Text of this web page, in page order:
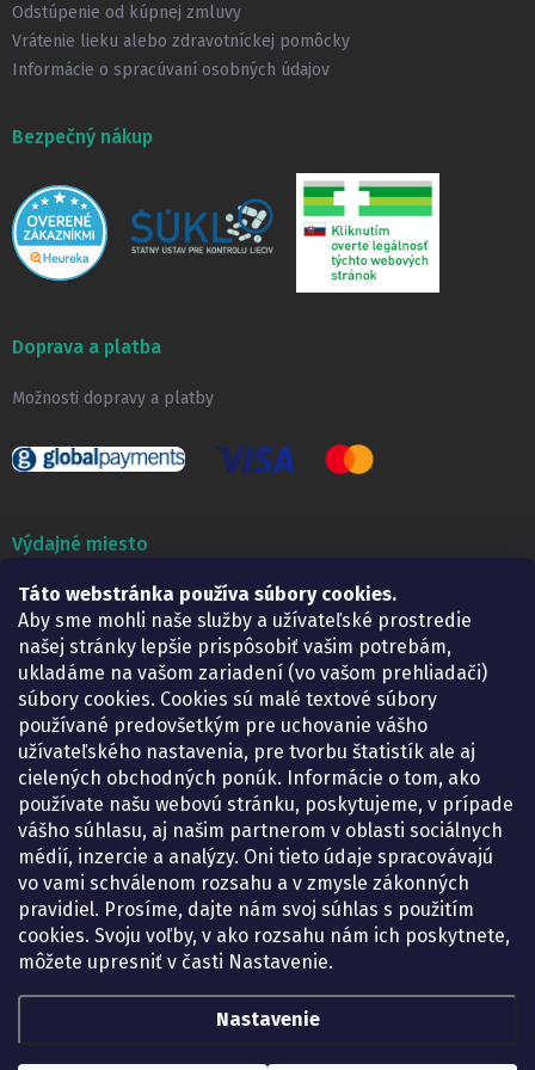
Táto webstránka používa súbory cookies.
Aby sme mohli naše služby a užívateľské prostredie
našej stránky lepšie prispôsobiť vašim potrebám,
ukladáme na vašom zariadení (vo vašom prehliadači)
súbory cookies. Cookies sú malé textové súbory
používané predovšetkým pre uchovanie vášho
užívateľského nastavenia, pre tvorbu štatistík ale aj
cielených obchodných ponúk. Informácie o tom, ako
používate našu webovú stránku, poskytujeme, v prípade
vášho súhlasu, aj našim partnerom v oblasti sociálnych
médií, inzercie a analýzy. Oni tieto údaje spracovávajú
vo vami schválenom rozsahu a v zmysle zákonných
pravidiel. Prosíme, dajte nám svoj súhlas s použitím
cookies. Svoju voľby, v ako rozsahu nám ich poskytnete,
môžete upresniť v časti Nastavenie.
Nastavenie
Odstúpenie od kúpnej zmluvy
Vrátenie lieku alebo zdravotníckej pomôcky
Informácie o spracúvaní osobných údajov
Bezpečný nákup
Doprava a platba
Možnosti dopravy a platby
Výdajné miesto
Lekáreň ADONAI
Košice – Smetanova 2
Pondelok:
07.30 – 15.30 h.
Utorok:
07.30 – 16.00 h.
Streda:
07.30 – 16.00 h.
Štvrtok:
07.30 – 15.30 h.
Piatok:
07.30 – 15.30 h.
KONTAKT
eshop@lekarenadonai.sk
+421 948 203 203
Nájdete nás na Facebooku.
lekarenadonai/